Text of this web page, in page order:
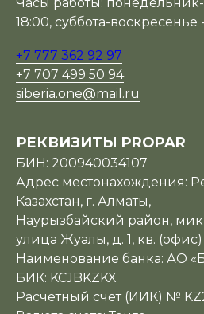
18:00, суббота-
+7 777 362 92 97
+7 707 499 50 94
siberia.one@mail.ru
РЕКВИЗИТЫ PROPAR
БИН: 200940034107
Адрес местонахождения:
Казахстан, г. Алматы,
Наурызбайский район,
улица Жуалы, д. 1, кв. (офис)
Наименование банка: АО
БИК: KCJBKZKX
Расчетный счет (ИИК) №